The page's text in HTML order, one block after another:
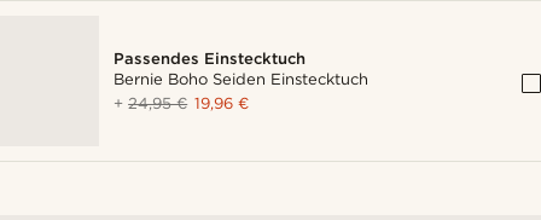
Passendes Einstecktuch
Bernie Boho Seiden Einstecktuch
+24,95 € 19,96 €